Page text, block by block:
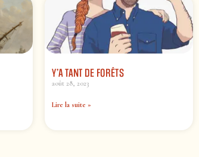
Y’A TANT DE FORÊTS
août 28, 2023
Lire la suite »